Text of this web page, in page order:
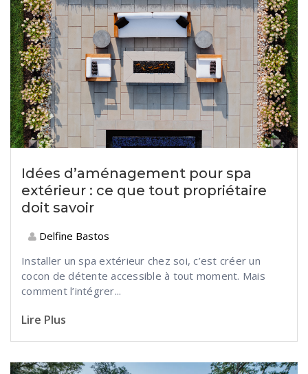
Idées d’aménagement pour spa
extérieur : ce que tout propriétaire
doit savoir
Delfine Bastos
Installer un spa extérieur chez soi, c’est créer un
cocon de détente accessible à tout moment. Mais
comment l’intégrer...
Lire Plus